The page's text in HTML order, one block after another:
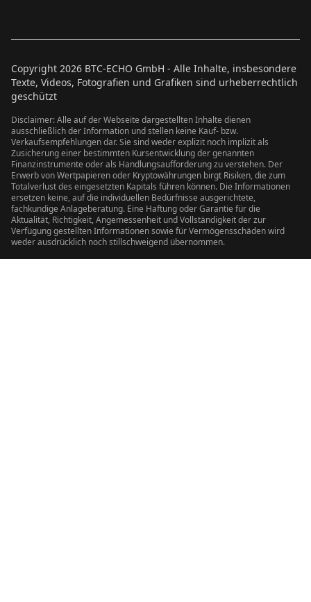
Copyright 2026 BTC-ECHO GmbH - Alle Inhalte, insbesondere
Texte, Videos, Fotografien und Grafiken sind urheberrechtlich
geschützt
Disclaimer: Alle auf der Webseite dargestellten Inhalte dienen
ausschließlich der Information und stellen keine Kauf- bzw.
Verkaufsempfehlungen dar. Sie sind weder explizit noch implizit als
Zusicherung einer bestimmten Kursentwicklung der genannten
Finanzinstrumente oder als Handlungsaufforderung zu verstehen. Der
Erwerb von Wertpapieren oder Kryptowährungen birgt Risiken, die zum
Totalverlust des eingesetzten Kapitals führen können. Die Informationen
ersetzen keine, auf die individuellen Bedürfnisse ausgerichtete,
fachkundige Anlageberatung. Eine Haftung oder Garantie für die
Aktualität, Richtigkeit, Angemessenheit und Vollständigkeit der zur
Verfügung gestellten Informationen sowie für Vermögensschäden wird
weder ausdrücklich noch stillschweigend übernommen.